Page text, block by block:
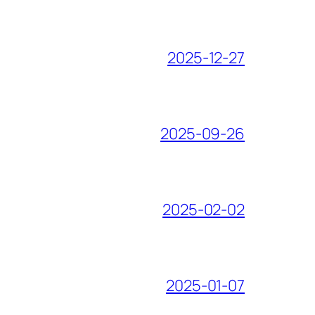
2025-12-27
2025-09-26
2025-02-02
2025-01-07